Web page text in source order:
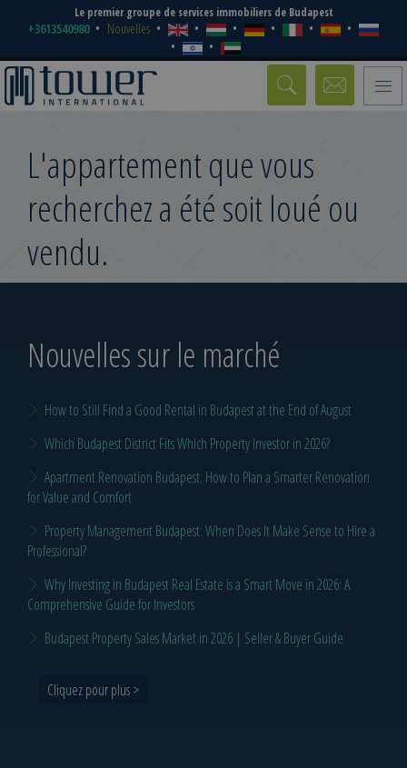
Le premier groupe de services immobiliers de Budapest
+3613540980 Nouvelles
Toggle
L'appartement que vous
recherchez a été soit loué ou
vendu.
Nouvelles sur le marché
How to Still Find a Good Rental in Budapest at the End of August
Which Budapest District Fits Which Property Investor in 2026?
Apartment Renovation Budapest: How to Plan a Smarter Renovation
for Value and Comfort
Property Management Budapest: When Does It Make Sense to Hire a
Professional?
Why Investing in Budapest Real Estate is a Smart Move in 2026: A
Comprehensive Guide for Investors
Budapest Property Sales Market in 2026 | Seller & Buyer Guide
Cliquez pour plus >